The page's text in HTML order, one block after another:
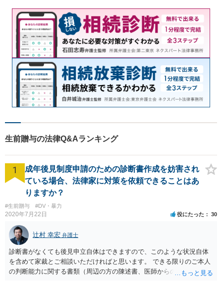
生前贈与の法律Q&Aランキング
1
成年後見制度申請のための診断書作成を妨害され
ている場合、法律家に対策を依頼できることはあ
りますか？
#生前贈与 #DV・暴力
2020年7月22日 役にたった 30
辻村 幸宏 弁護士
診断書がなくても後見申立自体はできますので、このような状況自体
を含めて家裁とご相談いただければと思います。 できる限りのご本人
の判断能力に関する書類（周辺の方の陳述書、医師からの聴取書等）